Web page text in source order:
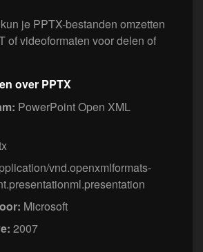
je PPTX-bestanden omzetten
of videoformaten voor delen of
over PPTX
PowerPoint Open XML
vnd.openxmlformats-
Microsoft
2007